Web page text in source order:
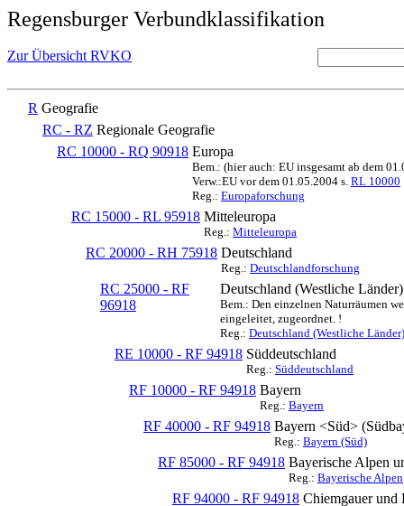
Regensburger Verbundklassifikation
Zur Übersicht RVKO
R Geografie
RC - RZ Regionale Geografie
RC 10000 - RQ 90918 Europa
Bem.: (hier auch: EU insgesamt ab dem
Verw.:EU vor dem 01.05.2004 s. RL 10000
Reg.: Europaforschung
RC 15000 - RL 95918 Mitteleuropa
Reg.: Mitteleuropa
RC 20000 - RH 75918 Deutschland
Reg.: Deutschlandforschung
RC 25000 - RF
96918
Deutschland (Westliche Länder)
Bem.: Den einzelnen Naturräumen
eingeleitet, zugeordnet. !
Reg.: Deutschland (Westliche Länder)
RE 10000 - RF 94918 Süddeutschland
Reg.: Süddeutschland
RF 10000 - RF 94918 Bayern
Reg.: Bayern
RF 40000 - RF 94918 Bayern <Süd>
Reg.: Bayern (Süd)
RF 85000 - RF 94918 Bayerische Alpen
Reg.: Bayerische
RF 94000 - RF 94918 Chiemgauer und